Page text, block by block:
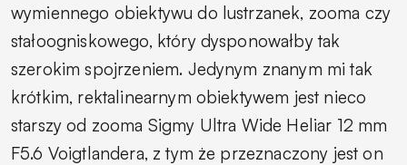
wymiennego obiektywu do lustrzanek, zooma czy
stałoogniskowego, który dysponowałby tak
szerokim spojrzeniem. Jedynym znanym mi tak
krótkim, rektalinearnym obiektywem jest nieco
starszy od zooma Sigmy Ultra Wide Heliar 12 mm
F5.6 Voigtlandera, z tym że przeznaczony jest on